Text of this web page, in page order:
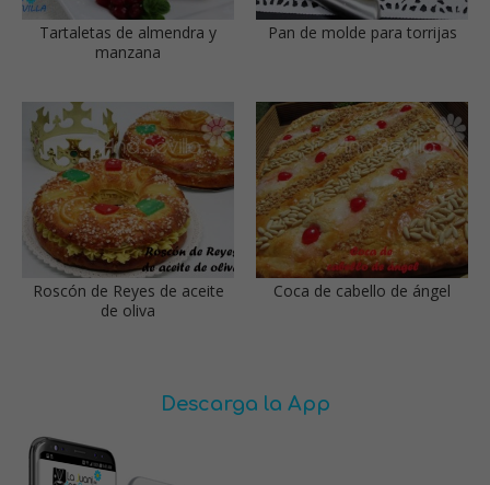
Tartaletas de almendra y
manzana
Pan de molde para torrijas
Roscón de Reyes de aceite
de oliva
Coca de cabello de ángel
Descarga la App